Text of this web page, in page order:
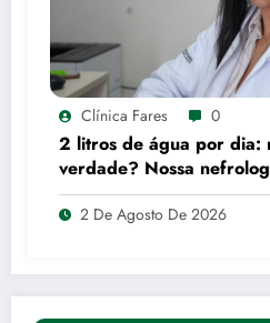
Clínica Fares 0
2 litros de água por dia:
verdade? Nossa
2 De Agosto De 2026